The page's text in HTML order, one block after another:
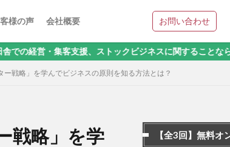
様の声 会社概要 お問い合わせ
支援、ストックビジネスに関することなら、地方集客コ
戦略」を学んでビジネスの原則を知る方法とは？
戦略」を学
【全3回】無料オ